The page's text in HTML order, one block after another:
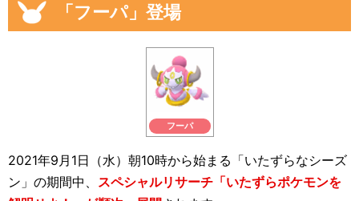
「フーパ」登場
フーパ
2021年9月1日（水）朝10時から始まる「いたずらなシーズ
ン」の期間中、 スペシャルリサーチ「いたずらポケモンを